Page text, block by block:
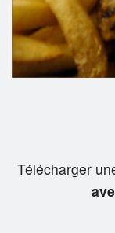
Télécharger